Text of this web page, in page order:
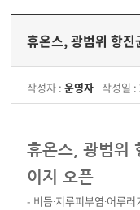
휴온스, 광범위 항진
작성자 :운영자 작성일 :
휴온스, 광범위
이지 오픈
- 비듬∙지루피부염∙어루